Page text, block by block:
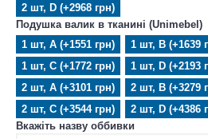
2 шт, D (+2968 грн)
Подушка валик в тканині (Unimebel)
1 шт, А (+1551 грн)
1 шт, B (+1639
1 шт, C (+1772 грн)
1 шт, D (+2193
2 шт, А (+3101 грн)
2 шт, B (+3279
2 шт, C (+3544 грн)
2 шт, D (+4386
Вкажіть назву оббивки